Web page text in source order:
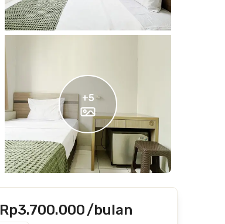
+5
Rp3.700.000/bulan